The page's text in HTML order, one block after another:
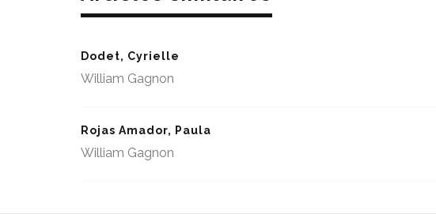
Dodet, Cyrielle
William Gagnon
Rojas Amador, Paula
William Gagnon